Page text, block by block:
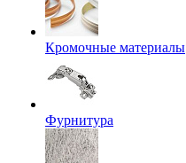
Кромочные материалы
Фурнитура